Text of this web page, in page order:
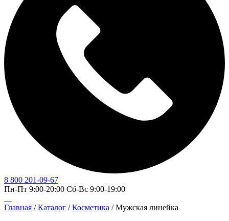
8 800 201-09-67
Пн-Пт 9:00-20:00 Сб-Вс 9:00-19:00
Главная /Каталог /Косметика /Мужская линейка